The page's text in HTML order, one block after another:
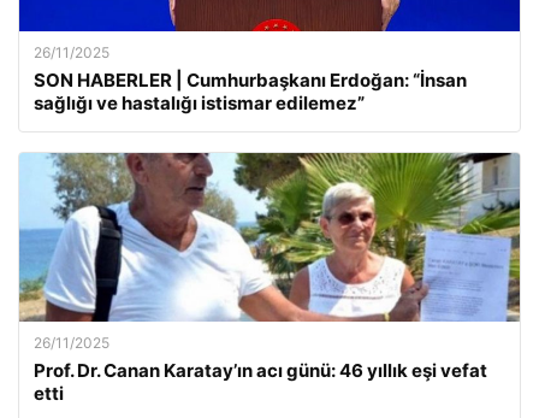
26/11/2025
SON HABERLER | Cumhurbaşkanı Erdoğan: “İnsan
sağlığı ve hastalığı istismar edilemez”
26/11/2025
Prof. Dr. Canan Karatay’ın acı günü: 46 yıllık eşi vefat
etti